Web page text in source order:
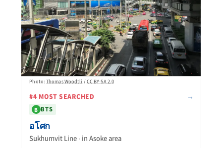
Photo:Thomas Woodtli /CC BY-SA 2.0
→
#4 MOST SEARCHED
B BTS
อโศก
Sukhumvit Line · in Asoke area